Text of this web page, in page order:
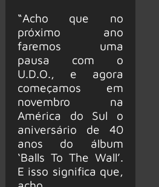
“Acho que no
próximo ano
faremos uma
pausa com o
U.D.O., e agora
começamos em
novembro na
América do Sul o
aniversário de 40
anos do álbum
‘Balls To The Wall’.
E isso significa que,